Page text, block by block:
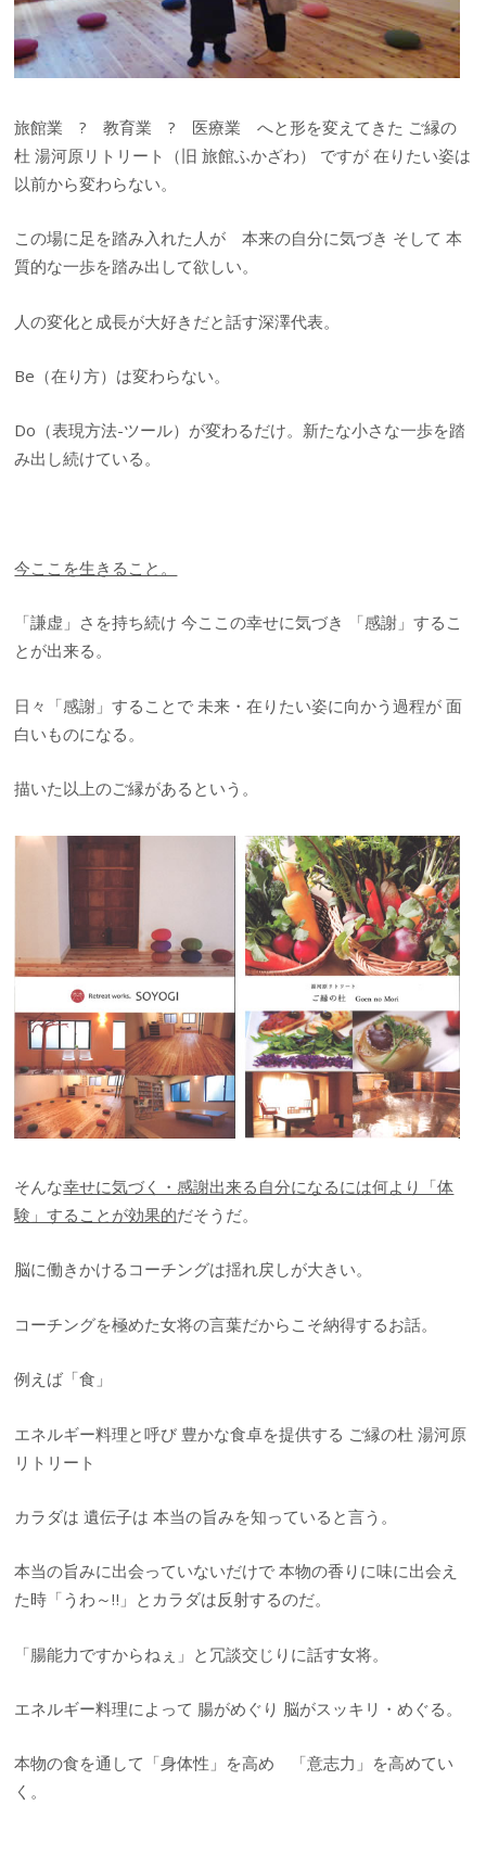
旅館業 ? 教育業 ? 医療業 へと形を変えてきた ご縁の
杜 湯河原リトリート（旧 旅館ふかざわ） ですが 在りたい姿は
以前から変わらない。
この場に足を踏み入れた人が 本来の自分に気づき そして 本
質的な一歩を踏み出して欲しい。
人の変化と成長が大好きだと話す深澤代表。
Be（在り方）は変わらない。
Do（表現方法-ツール）が変わるだけ。新たな小さな一歩を踏
み出し続けている。
今ここを生きること。
「謙虚」さを持ち続け 今ここの幸せに気づき 「感謝」するこ
とが出来る。
日々「感謝」することで 未来・在りたい姿に向かう過程が 面
白いものになる。
描いた以上のご縁があるという。
そんな幸せに気づく・感謝出来る自分になるには何より「体
験」することが効果的だそうだ。
脳に働きかけるコーチングは揺れ戻しが大きい。
コーチングを極めた女将の言葉だからこそ納得するお話。
例えば「食」
エネルギー料理と呼び 豊かな食卓を提供する ご縁の杜 湯河原
リトリート
カラダは 遺伝子は 本当の旨みを知っていると言う。
本当の旨みに出会っていないだけで 本物の香りに味に出会え
た時「うわ～‼」とカラダは反射するのだ。
「腸能力ですからねぇ」と冗談交じりに話す女将。
エネルギー料理によって 腸がめぐり 脳がスッキリ・めぐる。
本物の食を通して「身体性」を高め 「意志力」を高めてい
く。